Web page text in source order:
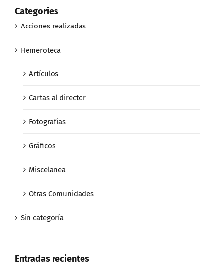
Categories
Acciones realizadas
Hemeroteca
Artículos
Cartas al director
Fotografías
Gráficos
Miscelanea
Otras Comunidades
Sin categoría
Entradas recientes